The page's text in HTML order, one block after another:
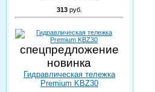
313 руб.
спецпредложение
новинка
Гидравлическая тележка
Premium KBZ30